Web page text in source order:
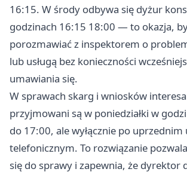
16:15. W środy odbywa się dyżur
godzinach 16:15 18:00 — to okazja,
porozmawiać z inspektorem o
lub usługą bez konieczności
umawiania się.
W sprawach skarg i wniosków
przyjmowani są w poniedziałki w
do 17:00, ale wyłącznie po
telefonicznym. To rozwiązanie
się do sprawy i zapewnia, że dyrektor